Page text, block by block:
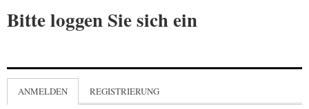
Bitte loggen Sie sich ein
ANMELDEN REGISTRIERUNG